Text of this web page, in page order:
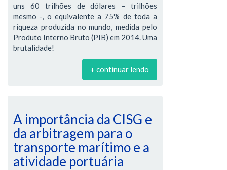
uns 60 trilhões de dólares – trilhões
mesmo -, o equivalente a 75% de toda a
riqueza produzida no mundo, medida pelo
Produto Interno Bruto (PIB) em 2014. Uma
brutalidade!
+ continuar lendo
A importância da CISG e
da arbitragem para o
transporte marítimo e a
atividade portuária